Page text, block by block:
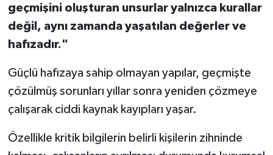
geçmişini oluşturan unsurlar yalnızca kurallar
değil, aynı zamanda yaşatılan değerler ve
hafızadır."
Güçlü hafızaya sahip olmayan yapılar, geçmişte
çözülmüş sorunları yıllar sonra yeniden çözmeye
çalışarak ciddi kaynak kayıpları yaşar.
Özellikle kritik bilgilerin belirli kişilerin zihninde